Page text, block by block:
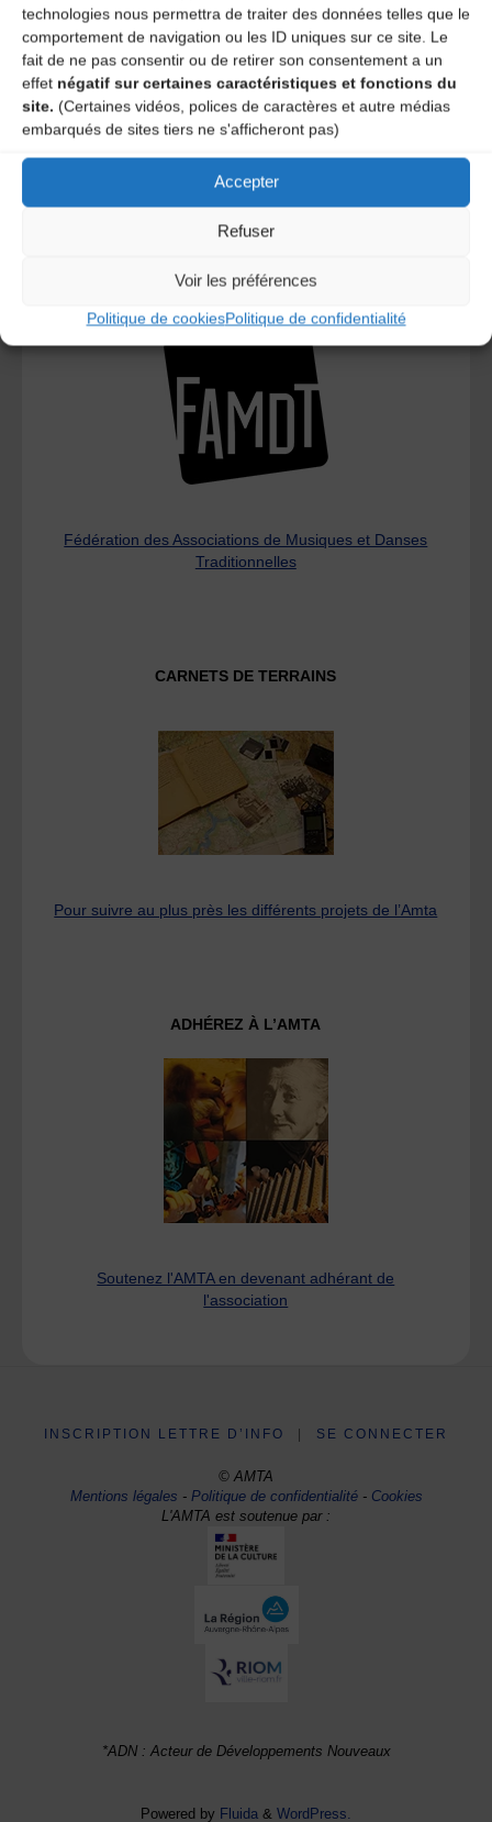
technologies nous permettra de traiter des données telles que le
comportement de navigation ou les ID uniques sur ce site. Le
fait de ne pas consentir ou de retirer son consentement a un
effet négatif sur certaines caractéristiques et fonctions du
site. (Certaines vidéos, polices de caractères et autre médias
embarqués de sites tiers ne s'afficheront pas)
Accepter
Refuser
Voir les préférences
Politique de cookiesPolitique de confidentialité
Le distributeur des musiques Trad'
L’AMTA EST MEMBRE DE LA
Fédération des Associations de Musiques et Danses
Traditionnelles
CARNETS DE TERRAINS
Pour suivre au plus près les différents projets de l’Amta
ADHÉREZ À L’AMTA
Soutenez l'AMTA en devenant adhérant de
l'association
INSCRIPTION LETTRE D’INFO SE CONNECTER
© AMTA
Mentions légales -Politique de confidentialité- Cookies
L'AMTA est soutenue par :
*ADN : Acteur de Développements Nouveaux
Powered by Fluida & WordPress.